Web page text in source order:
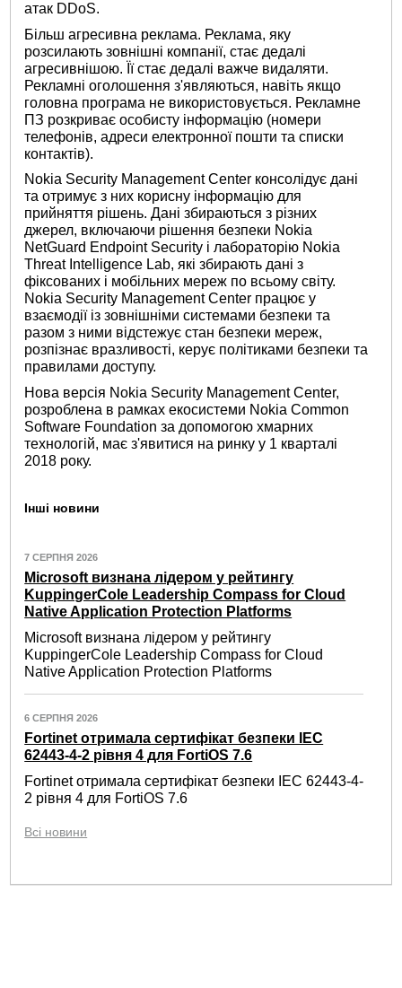
атак DDoS.
Більш агресивна реклама. Реклама, яку
розсилають зовнішні компанії, стає дедалі
агресивнішою. Її стає дедалі важче видаляти.
Рекламні оголошення з'являються, навіть якщо
головна програма не використовується. Рекламне
ПЗ розкриває особисту інформацію (номери
телефонів, адреси електронної пошти та списки
контактів).
Nokia Security Management Center консолідує дані
та отримує з них корисну інформацію для
прийняття рішень. Дані збираються з різних
джерел, включаючи рішення безпеки Nokia
NetGuard Endpoint Security і лабораторію Nokia
Threat Intelligence Lab, які збирають дані з
фіксованих і мобільних мереж по всьому світу.
Nokia Security Management Center працює у
взаємодії із зовнішніми системами безпеки та
разом з ними відстежує стан безпеки мереж,
розпізнає вразливості, керує політиками безпеки та
правилами доступу.
Нова версія Nokia Security Management Center,
розроблена в рамках екосистеми Nokia Common
Software Foundation за допомогою хмарних
технологій, має з'явитися на ринку у 1 кварталі
2018 року.
Інші новини
7 СЕРПНЯ 2026
Microsoft визнана лідером у рейтингу
KuppingerCole Leadership Compass for Cloud
Native Application Protection Platforms
Microsoft визнана лідером у рейтингу
KuppingerCole Leadership Compass for Cloud
Native Application Protection Platforms
6 СЕРПНЯ 2026
Fortinet отримала сертифікат безпеки IEC
62443-4-2 рівня 4 для FortiOS 7.6
Fortinet отримала сертифікат безпеки IEC 62443-4-
2 рівня 4 для FortiOS 7.6
Всі новини